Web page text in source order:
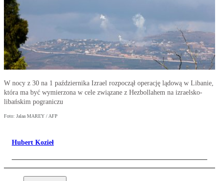
W nocy z 30 na 1 października Izrael rozpoczął operację lądową w Libanie,
która ma być wymierzona w cele związane z Hezbollahem na izraelsko-
libańskim pograniczu
Foto: Jalaa MAREY / AFP
Hubert Kozieł